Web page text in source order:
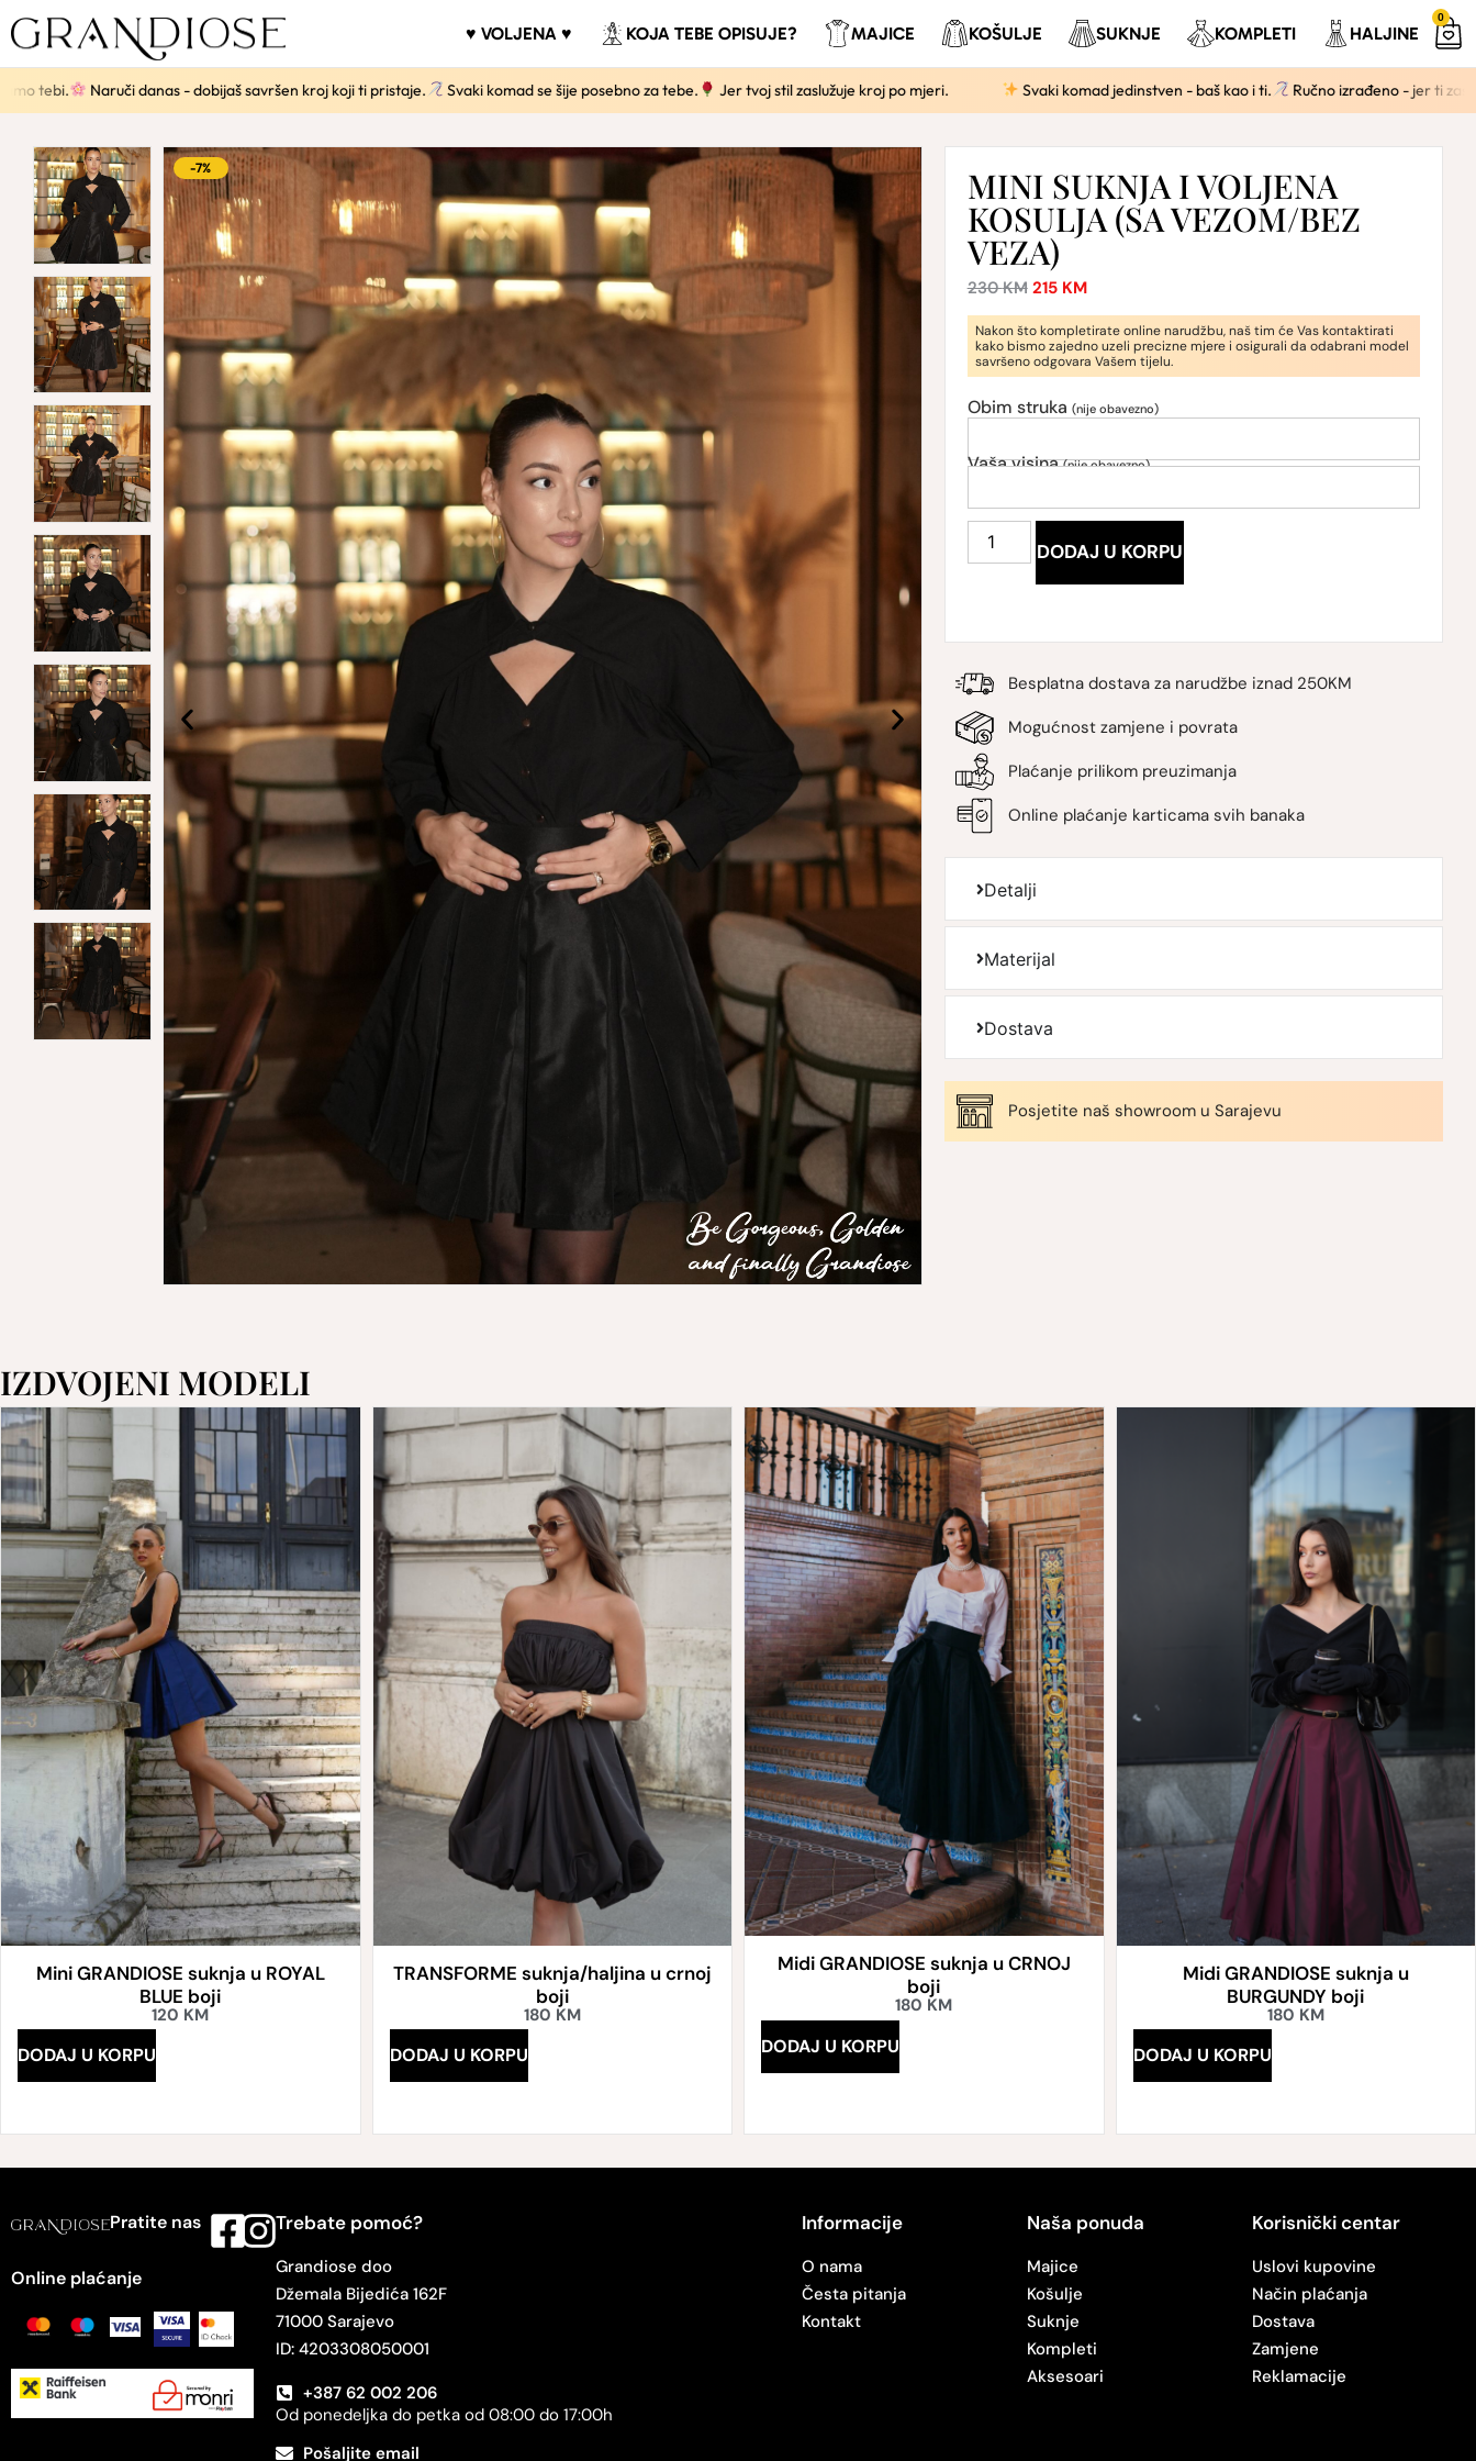
♥ VOLJENA ♥ KOJA TEBE OPISUJE? MAJICE KOŠULJE SUKNJE KOMPLETI HALJINE
0
Naruči danas - dobijaš savršen kroj koji ti pristaje. Svaki komad se šije posebno za tebe. Jer tvoj stil zaslužuje kroj po mjeri. Svaki komad jedinstven - baš kao i ti. Ručno izrađeno - jer ti zaslužuješ
-7% MINI SUKNJA I VOLJENA
KOSULJA (SA VEZOM/BEZ
VEZA)
230KM 215 KM
Nakon što kompletirate online narudžbu, naš tim će Vas kontaktirati
kako bismo zajedno uzeli precizne mjere i osigurali da odabrani model
savršeno odgovara Vašem tijelu.
Obim struka (nije obavezno)
Vaša visina(nije obavezno)
DODAJ U KORPU
Besplatna dostava za narudžbe iznad 250KM
Mogućnost zamjene i povrata
Plaćanje prilikom preuzimanja
Online plaćanje karticama svih banaka
Detalji
Materijal
Dostava
Posjetite naš showroom u Sarajevu
IZDVOJENI MODELI
Mini GRANDIOSE suknja u ROYAL
BLUE boji
120 KM
DODAJ U KORPU
TRANSFORME suknja/haljina u crnoj
boji
180 KM
DODAJ U KORPU
Midi GRANDIOSE suknja u CRNOJ
boji
180 KM
DODAJ U KORPU
Midi GRANDIOSE suknja u
BURGUNDY boji
180 KM
DODAJ U KORPU
Pratite nas
Online plaćanje
Trebate pomoć?
Grandiose doo
Džemala Bijedića 162F
71000 Sarajevo
ID: 4203308050001
+387 62 002 206
Od ponedeljka do petka od 08:00 do 17:00h
Pošaljite email
Informacije
O nama
Česta pitanja
Kontakt
Naša ponuda
Majice
Košulje
Suknje
Kompleti
Aksesoari
Korisnički centar
Uslovi kupovine
Način plaćanja
Dostava
Zamjene
Reklamacije